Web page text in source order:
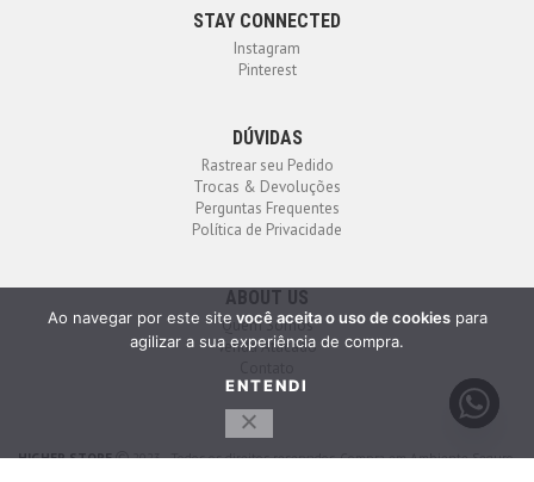
STAY CONNECTED
Instagram
Pinterest
DÚVIDAS
Rastrear seu Pedido
Trocas & Devoluções
Perguntas Frequentes
Política de Privacidade
ABOUT US
Quem Somos
Venda Atacado
HIGHER STORE 2023 - Todos os direitos reservados. Compra em Ambiente Seguro.
Ao navegar por este site você aceita o uso de cookiespara
agilizar a sua experiência de compra.
ENTENDI